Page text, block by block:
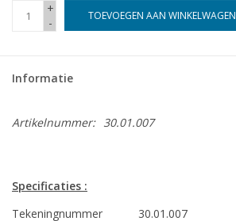
+
-
TOEVOEGEN AAN WINKELWAGEN
Informatie
Artikelnummer: 30.01.007
Specificaties :
Tekeningnummer
30.01.007